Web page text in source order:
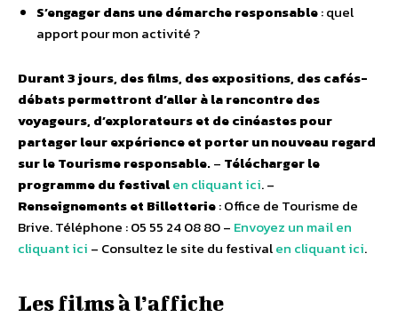
S’engager dans une démarche responsable: quel
apport pour mon activité ?
Durant 3 jours, des films, des expositions, des cafés-
débats permettront d’aller à la rencontre des
voyageurs, d’explorateurs et de cinéastes pour
partager leur expérience et porter un nouveau regard
sur le Tourisme responsable.– Télécharger le
programme du festivalen cliquant ici. –
Renseignements et Billetterie: Office de Tourisme de
Brive. Téléphone : 05 55 24 08 80 – Envoyez un mail en
cliquant ici – Consultez le site du festivalen cliquant ici.
Les films à l’affiche